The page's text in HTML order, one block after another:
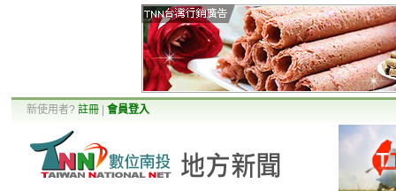
新使用者? 註冊 會員登入